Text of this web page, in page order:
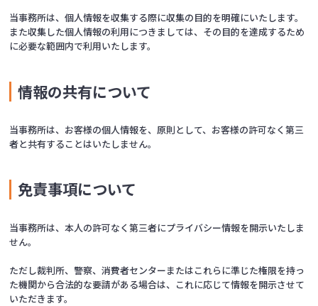
当事務所は、個人情報を収集する際に収集の目的を明確にいたします。
また収集した個人情報の利用につきましては、その目的を達成するため
に必要な範囲内で利用いたします。
情報の共有について
当事務所は、お客様の個人情報を、原則として、お客様の許可なく第三
者と共有することはいたしません。
免責事項について
当事務所は、本人の許可なく第三者にプライバシー情報を開示いたしま
せん。
ただし裁判所、警察、消費者センターまたはこれらに準じた権限を持っ
た機関から合法的な要請がある場合は、これに応じて情報を開示させて
いただきます。